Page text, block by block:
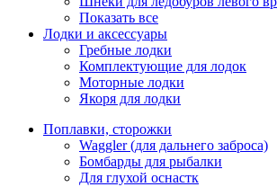
Показать все
Лодки и аксессуары
Гребные лодки
Комплектующие для лодок
Моторные лодки
Якоря для лодки
Поплавки, сторожки
Waggler (для дальнего заброса)
Бомбарды для рыбалки
Для глухой оснастк